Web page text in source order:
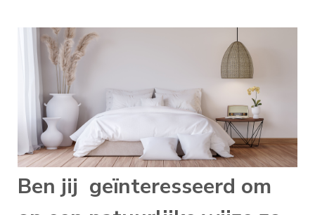
Ben jij geïnteresseerd om